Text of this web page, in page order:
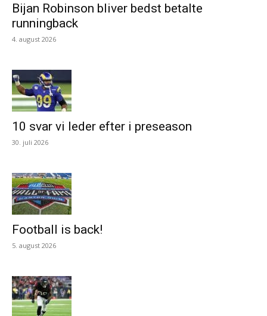
Bijan Robinson bliver bedst betalte
runningback
4. august 2026
10 svar vi leder efter i preseason
30. juli 2026
Football is back!
5. august 2026